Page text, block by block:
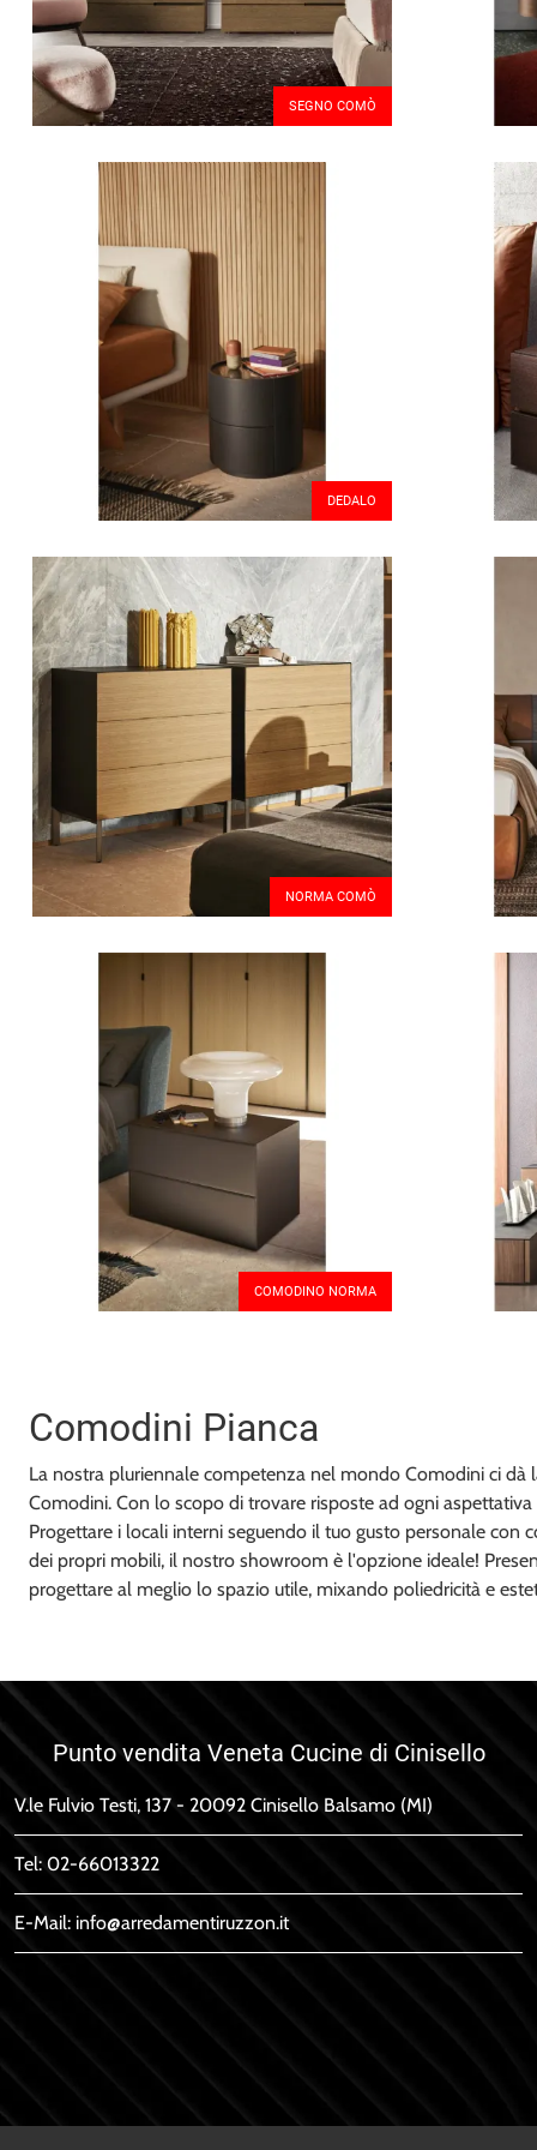
SEGNO COMÒ
DEDALO
NORMA COMÒ
COMODINO NORMA
Comodini Pianca
La nostra pluriennale competenza nel mondo Comodini ci
Comodini. Con lo scopo di trovare risposte ad ogni
Progettare i locali interni seguendo il tuo gusto personale
dei propri mobili, il nostro showroom è l'opzione ideale!
progettare al meglio lo spazio utile, mixando poliedricità e
Punto vendita Veneta Cucine di Cinisello
V.le Fulvio Testi, 137 - 20092 Cinisello Balsamo (MI)
Tel: 02-66013322
E-Mail: info@arredamentiruzzon.it